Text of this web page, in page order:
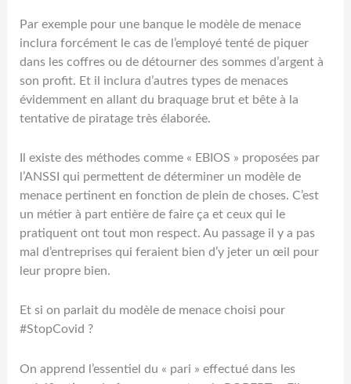
Par exemple pour une banque le modèle de menace
inclura forcément le cas de l’employé tenté de piquer
dans les coffres ou de détourner des sommes d’argent à
son profit. Et il inclura d’autres types de menaces
évidemment en allant du braquage brut et bête à la
tentative de piratage très élaborée.
Il existe des méthodes comme « EBIOS » proposées par
l’ANSSI qui permettent de déterminer un modèle de
menace pertinent en fonction de plein de choses. C’est
un métier à part entière de faire ça et ceux qui le
pratiquent ont tout mon respect. Au passage il y a pas
mal d’entreprises qui feraient bien d’y jeter un œil pour
leur propre bien.
Et si on parlait du modèle de menace choisi pour
#StopCovid ?
On apprend l’essentiel du « pari » effectué dans les